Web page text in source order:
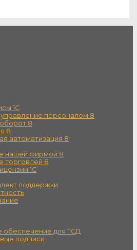
1С
управление персоналом 8
8
8
автоматизация 8
нашей фирмой 8
торговлей 8
1С
поддержки
для ТСД
подписи